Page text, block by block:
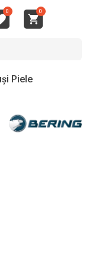
0 0
Piele